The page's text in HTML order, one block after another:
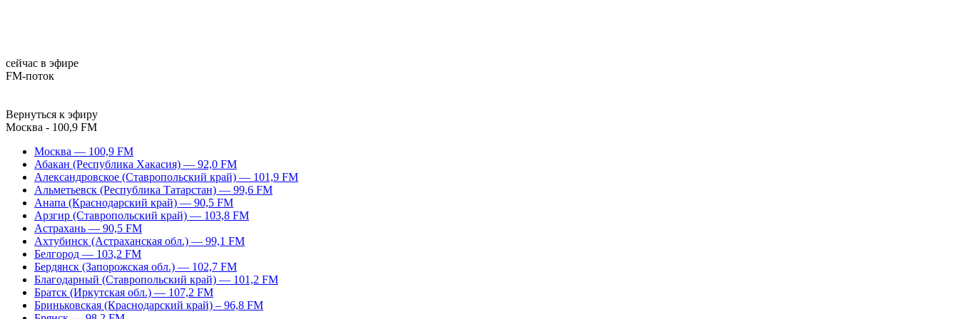
сейчас в эфире
FM-поток
Вернуться к эфиру
Москва - 100,9 FM
Москва — 100,9 FM
Абакан (Республика Хакасия) — 92,0 FM
Александровское (Ставропольский край) — 101,9 FM
Альметьевск (Республика Татарстан) — 99,6 FM
Анапа (Краснодарский край) — 90,5 FM
Арзгир (Ставропольский край) — 103,8 FM
Астрахань — 90,5 FM
Ахтубинск (Астраханская обл.) — 99,1 FM
Белгород — 103,2 FM
Бердянск (Запорожская обл.) — 102,7 FM
Благодарный (Ставропольский край) — 101,2 FM
Братск (Иркутская обл.) — 107,2 FM
Бриньковская (Краснодарский край) – 96,8 FM